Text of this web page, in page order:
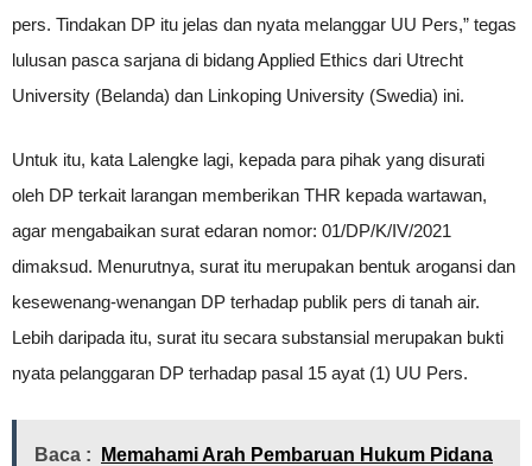
pers. Tindakan DP itu jelas dan nyata melanggar UU Pers,” tegas
lulusan pasca sarjana di bidang Applied Ethics dari Utrecht
University (Belanda) dan Linkoping University (Swedia) ini.
Untuk itu, kata Lalengke lagi, kepada para pihak yang disurati
oleh DP terkait larangan memberikan THR kepada wartawan,
agar mengabaikan surat edaran nomor: 01/DP/K/IV/2021
dimaksud. Menurutnya, surat itu merupakan bentuk arogansi dan
kesewenang-wenangan DP terhadap publik pers di tanah air.
Lebih daripada itu, surat itu secara substansial merupakan bukti
nyata pelanggaran DP terhadap pasal 15 ayat (1) UU Pers.
Baca :
Memahami Arah Pembaruan Hukum Pidana